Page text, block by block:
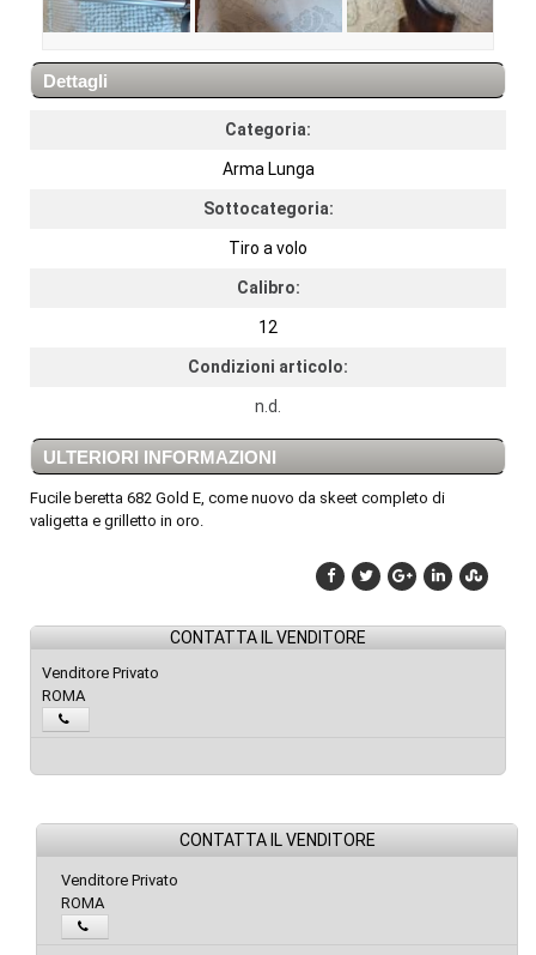
Dettagli
Categoria:
Arma Lunga
Sottocategoria:
Tiro a volo
Calibro:
12
Condizioni articolo:
n.d.
ULTERIORI INFORMAZIONI
Fucile beretta 682 Gold E, come nuovo da skeet completo di
valigetta e grilletto in oro.
CONTATTA IL VENDITORE
Venditore Privato
ROMA
CONTATTA IL VENDITORE
Venditore Privato
ROMA